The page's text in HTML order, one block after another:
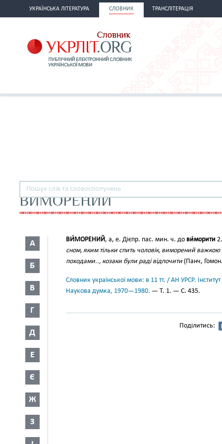
УКРАЇНСЬКА ЛІТЕРАТУРА СЛОВНИК ТРАНСЛІТЕРАЦІЯ
ВИМОРЕНИЙ
А
Б
В
Г
Д
Е
Є
Ж
З
ВИ́МОРЕНИЙ, а, е. Дієпр. пас. мин. ч. до ви́морити
сном, яким тільки спить чоловік, виморений
походами.., козаки були раді відпочити (Панч,
Словник української мови: в 11 тт. / АН УРСР.
Наукова думка, 1970—1980. — Т. 1. — С. 435.
Поділитись: